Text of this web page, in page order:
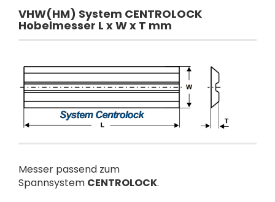
VHW(HM) System CENTROLOCK
Hobelmesser L x W x T mm
Messer passend zum
Spannsystem CENTROLOCK.